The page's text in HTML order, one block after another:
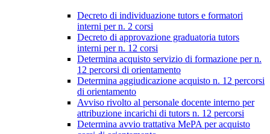
Decreto di individuazione tutors e formatori
interni per n. 2 corsi
Decreto di approvazione graduatoria tutors
interni per n. 12 corsi
Determina acquisto servizio di formazione per n.
12 percorsi di orientamento
Determina aggiudicazione acquisto n. 12 percorsi
di orientamento
Avviso rivolto al personale docente interno per
attribuzione incarichi di tutors n. 12 percorsi
Determina avvio trattativa MePA per acquisto